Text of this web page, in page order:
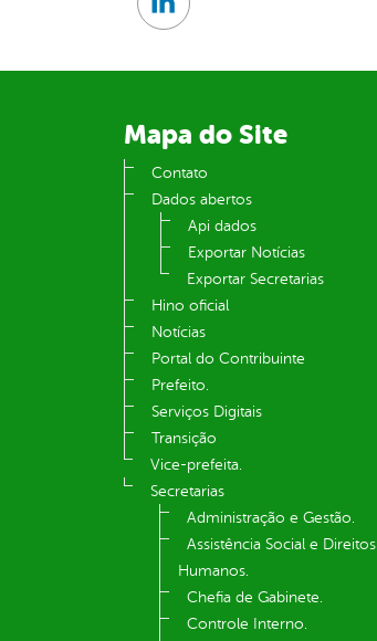
Linkedin
Mapa do Site
Contato
Dados abertos
Api dados
Exportar Notícias
Exportar Secretarias
Hino oficial
Notícias
Portal do Contribuinte
Prefeito.
Serviços Digitais
Transição
Vice-prefeita.
Secretarias
Administração e Gestão.
Assistência Social e Direitos
Humanos.
Chefia de Gabinete.
Controle Interno.